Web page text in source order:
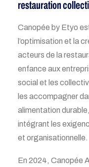
restauration
Canopée by Etyo
l’optimisation et la
acteurs de la
enfance aux
social et les
les accompagner
alimentation
intégrant les
et organisationnelle.
En 2024, Canopée